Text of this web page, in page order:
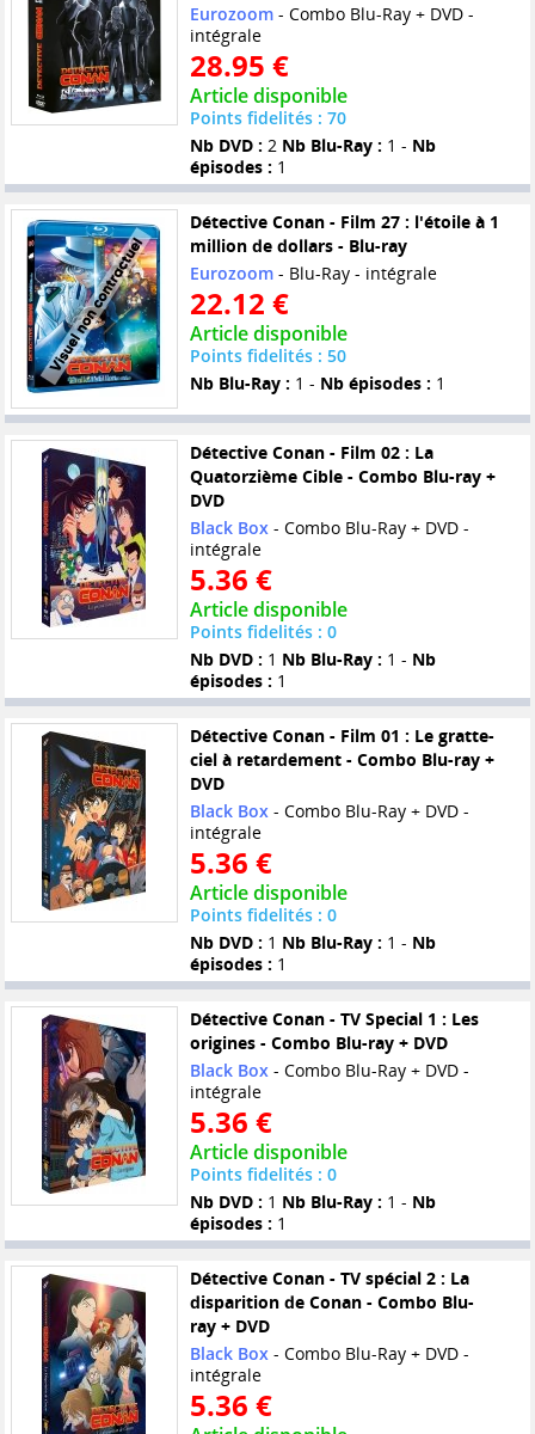
Eurozoom- Combo Blu-Ray + DVD -
intégrale
28.95 €
Article disponible
Points fidelités : 70
Nb DVD : 2 Nb Blu-Ray : 1 - Nb
épisodes : 1
Détective Conan - Film 27 : l'étoile à 1
million de dollars - Blu-ray
Eurozoom- Blu-Ray - intégrale
22.12 €
Article disponible
Points fidelités : 50
Nb Blu-Ray : 1 - Nb épisodes : 1
Détective Conan - Film 02 : La
Quatorzième Cible - Combo Blu-ray +
DVD
Black Box- Combo Blu-Ray + DVD -
intégrale
5.36 €
Article disponible
Points fidelités : 0
Nb DVD : 1 Nb Blu-Ray : 1 - Nb
épisodes : 1
Détective Conan - Film 01 : Le gratte-
ciel à retardement - Combo Blu-ray +
DVD
Black Box- Combo Blu-Ray + DVD -
intégrale
5.36 €
Article disponible
Points fidelités : 0
Nb DVD : 1 Nb Blu-Ray : 1 - Nb
épisodes : 1
Détective Conan - TV Special 1 : Les
origines - Combo Blu-ray + DVD
Black Box- Combo Blu-Ray + DVD -
intégrale
5.36 €
Article disponible
Points fidelités : 0
Nb DVD : 1 Nb Blu-Ray : 1 - Nb
épisodes : 1
Détective Conan - TV spécial 2 : La
disparition de Conan - Combo Blu-
ray + DVD
Black Box- Combo Blu-Ray + DVD -
intégrale
5.36 €